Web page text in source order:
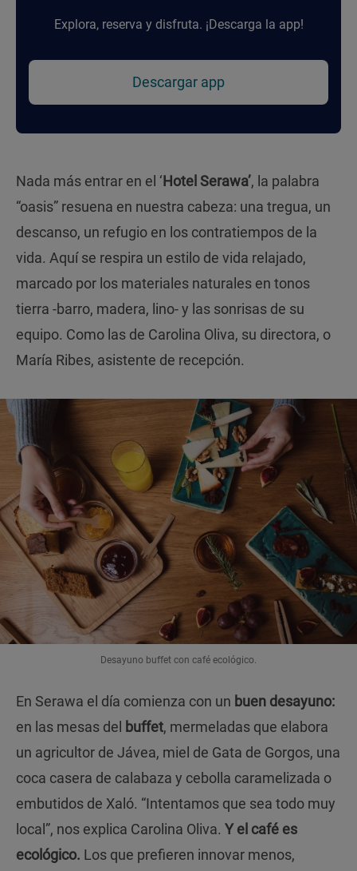
Explora, reserva y disfruta. ¡Descarga la app!
Descargar app
Nada más entrar en el ‘Hotel Serawa’, la palabra
“oasis” resuena en nuestra cabeza: una tregua, un
descanso, un refugio en los contratiempos de la
vida. Aquí se respira un estilo de vida relajado,
marcado por los materiales naturales en tonos
tierra -barro, madera, lino- y las sonrisas de su
equipo. Como las de Carolina Oliva, su directora, o
María Ribes, asistente de recepción.
Desayuno buffet con café ecológico.
En Serawa el día comienza con un buen desayuno:
en las mesas del buffet, mermeladas que elabora
un agricultor de Jávea, miel de Gata de Gorgos, una
coca casera de calabaza y cebolla caramelizada o
embutidos de Xaló. “Intentamos que sea todo muy
local”, nos explica Carolina Oliva. Y el café es
ecológico. Los que prefieren innovar menos,